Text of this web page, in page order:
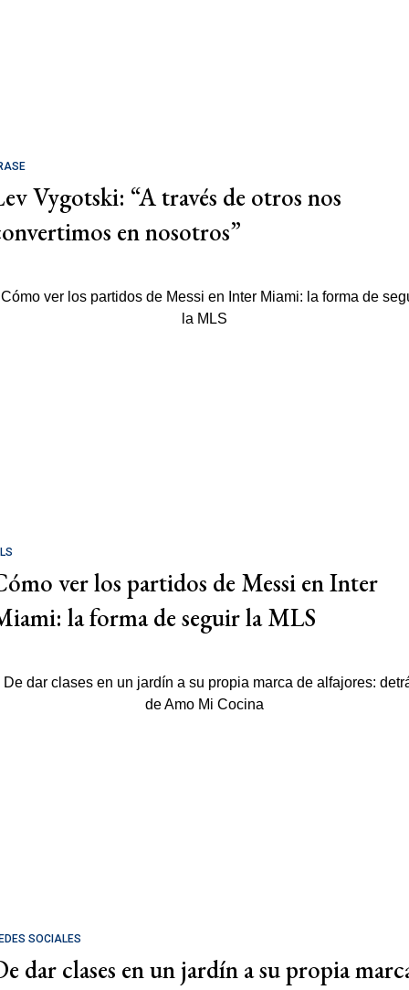
Vygotski: “A través de otros nos
en nosotros”
ver los partidos de Messi en Inter
la forma de seguir la MLS
SOCIALES
dar clases en un jardín a su propia